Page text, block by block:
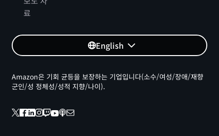
료
English
Amazon은 기회 균등을 보장하는 기업입니다(소수/여성/장애/재향
군인/성 정체성/성적 지향/나이).